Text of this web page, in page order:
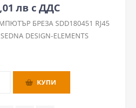
лв с ДДС
БРЕЗА SDD180451 RJ45
DESIGN-ELEMENTS